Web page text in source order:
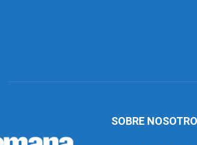
SOBRE